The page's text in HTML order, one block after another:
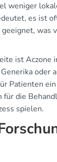
weniger
es ist
was
ist Aczone
oder
Patienten
für die
spielen.